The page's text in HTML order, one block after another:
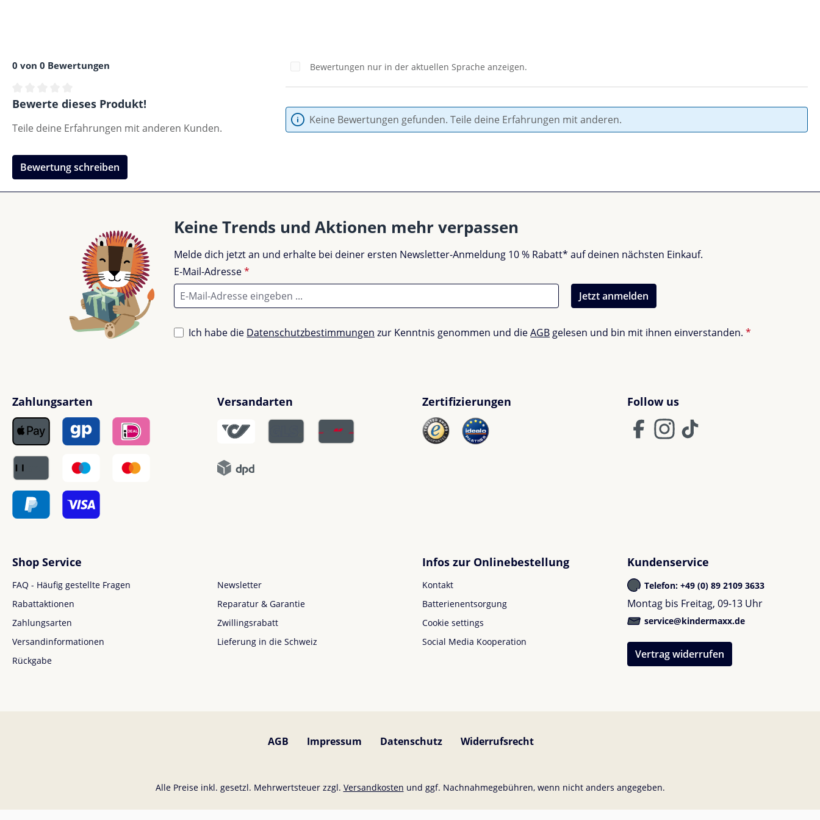
0 von 0 Bewertungen
Durchschnittliche Bewertung von 0 von 5 Sternen
Bewerte dieses Produkt!
Teile deine Erfahrungen mit anderen Kunden.
Bewertung schreiben
Bewertungen nur in der aktuellen Sprache anzeigen.
Keine Bewertungen gefunden. Teile deine Erfahrungen mit anderen.
Keine Trends und Aktionen mehr verpassen
Melde dich jetzt an und erhalte bei deiner ersten Newsletter-Anmeldung 10 % Rabatt* auf deinen nächsten Einkauf.
E-Mail-Adresse*
Jetzt anmelden
Ich habe die Datenschutzbestimmungen zur Kenntnis genommen und dieAGB gelesen und bin mit ihnen einverstanden.*
Zahlungsarten Versandarten Zertifizierungen Follow us
Shop Service
FAQ - Häufig gestellte Fragen
Newsletter
Rabattaktionen
Reparatur & Garantie
Zahlungsarten
Zwillingsrabatt
Versandinformationen
Lieferung in die Schweiz
Rückgabe
Infos zur Onlinebestellung
Kontakt
Batterienentsorgung
Cookie settings
Social Media Kooperation
Kundenservice
Telefon: +49 (0) 89 2109 3633
Montag bis Freitag, 09-13 Uhr
service@kindermaxx.de
Vertrag widerrufen
AGB Impressum Datenschutz Widerrufsrecht
Alle Preise inkl. gesetzl. Mehrwertsteuer zzgl. Versandkosten und ggf. Nachnahmegebühren, wenn nicht anders angegeben.